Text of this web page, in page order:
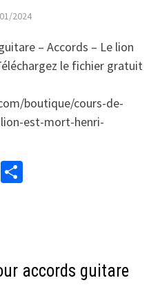
2024
– Accords – Le lion
le fichier gratuit
boutique/cours-de-
est-mort-henri-
Partager
accords guitare